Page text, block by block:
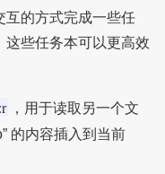
互的方式完成一些任
些任务本可以更高效
:r
，用于读取另一个文
的内容插入到当前